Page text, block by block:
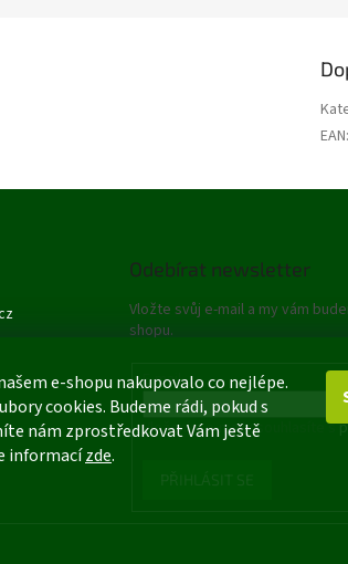
e-shopu nakupovalo co nejlépe.
cookies. Budeme rádi, pokud s
nám zprostředkovat Vám ještě
informacízde.
EAN:
Odebírat newsletter
Vložte svůj e-mail a my vám
shopu.
E-mail
Vložením e-mailu souhlasíte s